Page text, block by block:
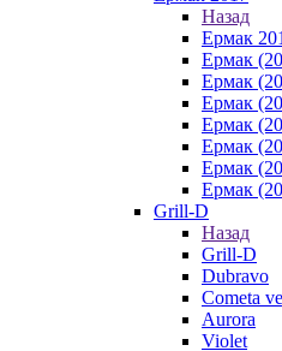
Назад
Ермак
Ермак
Ермак
Ермак
Ермак
Ермак
Ермак
Ермак
Grill-D
Назад
Grill-D
Dubravo
Cometa
Aurora
Violet